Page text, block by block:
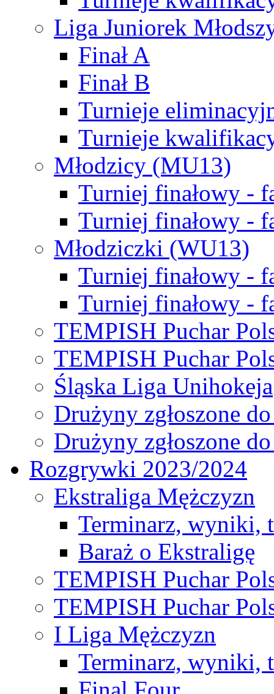
Liga Juniorek
Finał A
Finał B
Turnieje
Turnieje
Młodzicy (MU13)
Turniej finałowy -
Turniej finałowy -
Młodziczki (WU13)
Turniej finałowy -
Turniej finałowy -
TEMPISH Puchar
TEMPISH Puchar
Śląska Liga Unihokeja
Drużyny zgłoszone
Drużyny zgłoszone
Rozgrywki 2023/2024
Ekstraliga Mężczyzn
Terminarz, wyniki,
Baraż o Ekstraligę
TEMPISH Puchar
TEMPISH Puchar
I Liga Mężczyzn
Terminarz, wyniki,